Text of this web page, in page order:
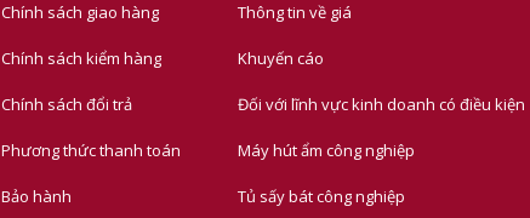
Chính sách giao hàng
Chính sách kiểm hàng
Chính sách đổi trả
Phương thức thanh toán
Bảo hành
Thông tin về giá
Khuyến cáo
Đối với lĩnh vực kinh doanh có điều kiện
Máy hút ẩm công nghiệp
Tủ sấy bát công nghiệp